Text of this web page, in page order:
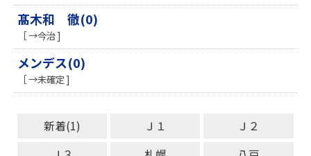
髙木和 徹(0)
［ →今治 ]
メンデス(0)
［ →未確定 ]
新着(1) Ｊ１
Ｊ２